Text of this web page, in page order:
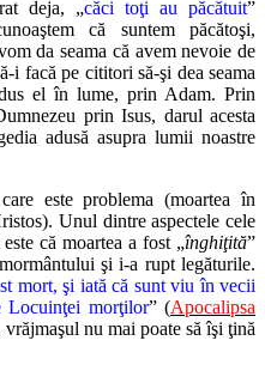
deja, „căci toţi au păcătuit”
că suntem păcătoşi,
da seama că avem nevoie de
i facă pe cititori să-şi dea seama
el în lume, prin Adam. Prin
prin Isus, darul acesta
adusă asupra lumii noastre
este problema (moartea în
Unul dintre aspectele cele
că moartea a fost „înghiţită”
şi i-a rupt legăturile.
mort, şi iată că sunt viu în vecii
Locuinţei morţilor” (Apocalipsa
nu mai poate să îşi ţină